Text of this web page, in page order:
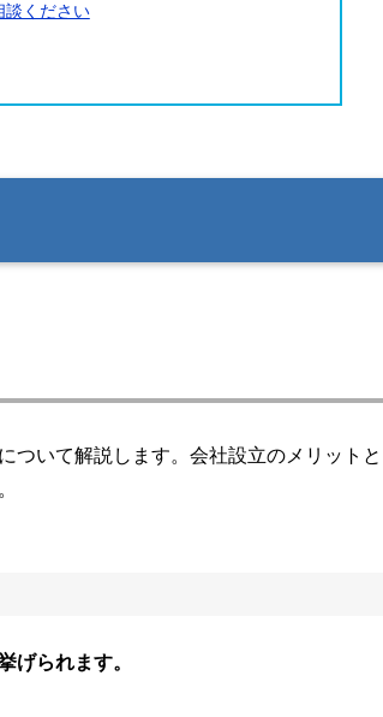
談ください
ついて解説します。会社設立のメリットと
げられます。